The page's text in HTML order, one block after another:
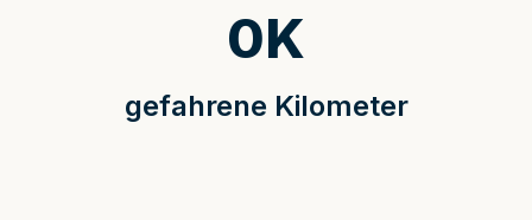
gefahrene Kilometer
0K